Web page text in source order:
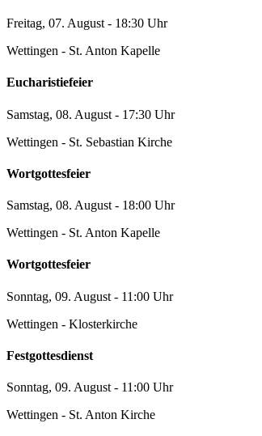
Freitag, 07. August - 18:30 Uhr
Wettingen - St. Anton Kapelle
Eucharistiefeier
Samstag, 08. August - 17:30 Uhr
Wettingen - St. Sebastian Kirche
Wortgottesfeier
Samstag, 08. August - 18:00 Uhr
Wettingen - St. Anton Kapelle
Wortgottesfeier
Sonntag, 09. August - 11:00 Uhr
Wettingen - Klosterkirche
Festgottesdienst
Sonntag, 09. August - 11:00 Uhr
Wettingen - St. Anton Kirche